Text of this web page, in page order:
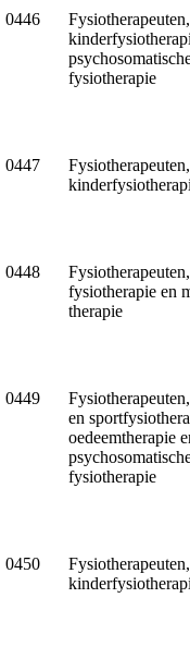
0446
Fysiotherapeuten,
fysiotherapie
0447
0448
Fysiotherapeuten,
fysiotherapie en
therapie
0449
en
oedeemtherapie
fysiotherapie
0450